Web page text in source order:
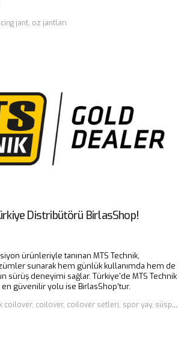
jant, oz jantları
Distribütörü BirlasShop!
ürünleriyle tanınan MTS Technik,
sunarak hem günlük kullanımda hem de
sürüş deneyimi sağlar. Türkiye'de MTS Technik
güvenilir yolu ise BirlasShop’tur.
mts technik, mts technik coilover, coilover, coilover setleri, spor yay, süspansiyon, amortisör